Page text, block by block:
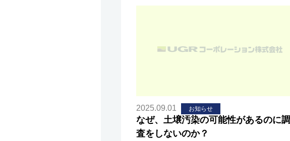
2025.09.01 お知らせ
なぜ、土壌汚染の可能性があるのに調
査をしないのか？